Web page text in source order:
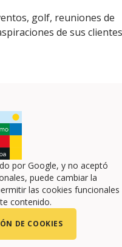
golf, reuniones de
de sus clientes
por Google, y no aceptó
puede cambiar la
las cookies funcionales
contenido.
DE COOKIES